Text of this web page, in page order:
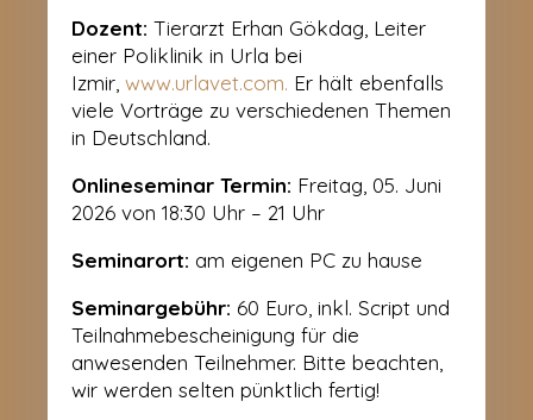
Dozent: Tierarzt Erhan Gökdag, Leiter
einer Poliklinik in Urla bei
Izmir, www.urlavet.com. Er hält ebenfalls
viele Vorträge zu verschiedenen Themen
in Deutschland.
Onlineseminar Termin: Freitag, 05. Juni
2026 von 18:30 Uhr – 21 Uhr
Seminarort: am eigenen PC zu hause
Seminargebühr: 60 Euro, inkl. Script und
Teilnahmebescheinigung für die
anwesenden Teilnehmer. Bitte beachten,
wir werden selten pünktlich fertig!